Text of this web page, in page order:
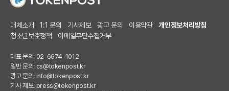
매체소개 1:1 문의 기사제보 광고 문의 이용약관
개인정보처리방침
청소년보호정책
이메일무단수집거부
대표 문의: 02-6674-1012
일반 문의: cs@tokenpost.kr
광고 문의: info@tokenpost.kr
기사 제보: press@tokenpost.kr